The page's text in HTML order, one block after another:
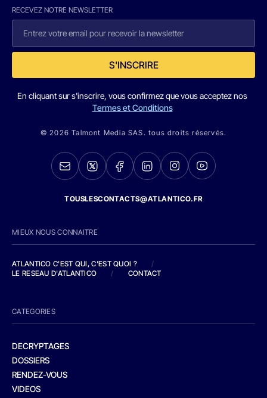
RECEVEZ NOTRE NEWSLETTER
S'INSCRIRE
En cliquant sur s'inscrire, vous confirmez que vous acceptez nos
Termes et Conditions
© 2026 Talmont Media SAS. tous droits réservés.
TOUSLESCONTACTS@ATLANTICO.FR
MIEUX NOUS CONNAITRE
ATLANTICO C'EST QUI, C'EST QUOI ?
/
LE RESEAU D'ATLANTICO
/ CONTACT
CATEGORIES
DECRYPTAGES
DOSSIERS
RENDEZ-VOUS
VIDEOS